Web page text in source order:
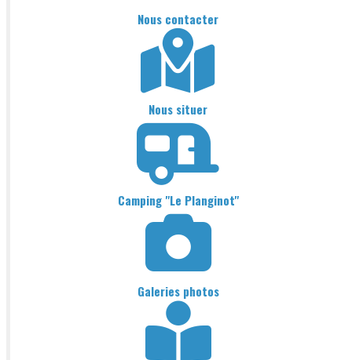
Nous contacter
Nous situer
Camping "Le Planginot"
Galeries photos